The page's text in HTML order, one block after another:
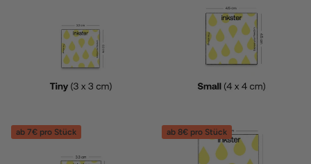
ab 7€ pro Stück ab 8€ pro Stück